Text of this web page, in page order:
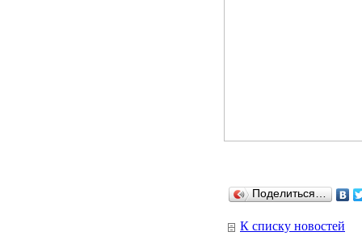
Поделиться…
К списку новостей